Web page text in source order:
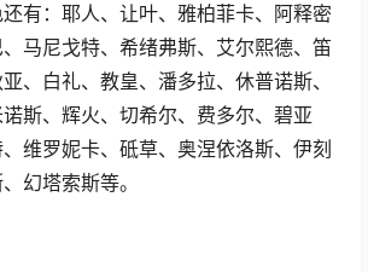
有：耶人、让叶、雅柏菲卡、阿释密
马尼戈特、希绪弗斯、艾尔熙德、笛
、白礼、教皇、潘多拉、休普诺斯、
斯、辉火、切希尔、费多尔、碧亚
维罗妮卡、砥草、奥涅依洛斯、伊刻
幻塔索斯等。